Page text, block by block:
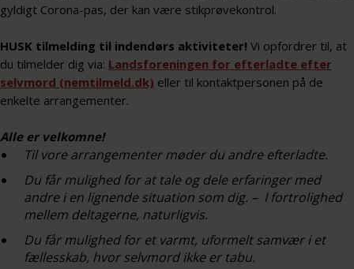
gyldigt Corona-pas, der kan være stikprøvekontrol.
HUSK tilmelding til indendørs aktiviteter! Vi opfordrer til, at
du tilmelder dig via: Landsforeningen for efterladte efter
selvmord (nemtilmeld.dk) eller til kontaktpersonen på de
enkelte arrangementer.
Alle er velkomne!
Til vore arrangementer møder du andre efterladte.
Du får mulighed for at tale og dele erfaringer med
andre i en lignende situation som dig. – I fortrolighed
mellem deltagerne, naturligvis.
Du får mulighed for et varmt, uformelt samvær i et
fællesskab, hvor selvmord ikke er tabu.